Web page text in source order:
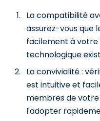
La compatibilité
assurez-vous que
facilement à
technologique
La convivialité :
est intuitive et
membres de
l'adopter